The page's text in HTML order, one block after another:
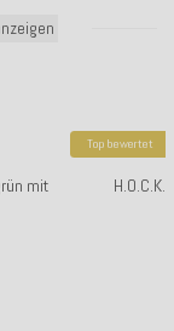
mit
Top bewertet